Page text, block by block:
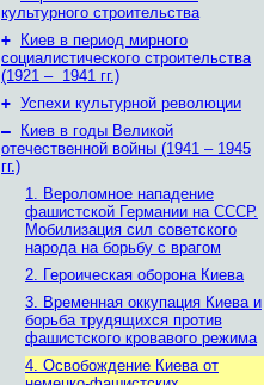
культурного строительства
+
Киев в период мирного
социалистического строительства
(1921 – 1941 гг.)
+ Успехи культурной революции
–
Киев в годы Великой
отечественной войны (1941 – 1945
гг.)
1. Вероломное нападение
фашистской Германии на СССР.
Мобилизация сил советского
народа на борьбу с врагом
2. Героическая оборона Киева
3. Временная оккупация Киева и
борьба трудящихся против
фашистского кровавого режима
4. Освобождение Киева от